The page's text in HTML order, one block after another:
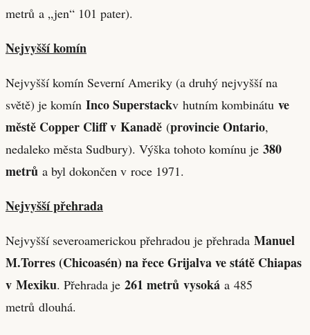
metrů a „jen“ 101 pater).
Nejvyšší komín
Nejvyšší komín Severní Ameriky (a druhý nejvyšší na
světě) je komín Inco Superstackv hutním kombinátu ve
městě Copper Cliff v Kanadě (provincie Ontario,
nedaleko města Sudbury). Výška tohoto komínu je 380
metrů a byl dokončen v roce 1971.
Nejvyšší přehrada
Nejvyšší severoamerickou přehradou je přehrada Manuel
M.Torres (Chicoasén) na řece Grijalva ve státě Chiapas
v Mexiku. Přehrada je 261 metrů vysoká a 485
metrů dlouhá.